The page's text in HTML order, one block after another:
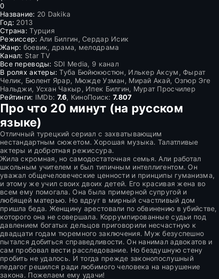
0
Название: 20 Dakika
Год: 2013
Страна: Турция
Режиссер: Али Билгин, Сердар Исик
Жанр: боевик, драма, мелодрама
Канал: Star TV
Все переводы: SDI Media, 9 канал
В ролях актеры: Туба Бюйюкюстюн, Илькер Аксум, Фырат
Челик, Бюлент Ярар, Мюжде Узман, Мирай Акай, Озгюр Эге
Нальджи, Усхан Чакыр, Ипек Билгин, Мурат Просчилер
Рейтинги: IMDb: 7.6, КиноПоиск: 7.807
Про что 20 минут (на русском
языке)
Отличный турецкий сериал с захватывающим
нестандартным сюжетом. Хорошая музыка. Талатливые
актеры и добротная режиссура.
Жила скромная, но самодостаточная семья. Али работал
школьным учителем и был типичным интеллигентом. Он
уважал общечеловеческие ценности и принципы гуманизма,
и этому же учил своих двоих детей. Его красивая жена во
всем ему помогала. Она была примерной супругой и
любящей матерью. Но вдруг в мирный счастливый дом
пришла беда. Женщину арестовали по обвинению в убийстве,
которого она не совершала. Коррумпированные судьи под
давлением богатых дельцов приговорили несчастную к
двадцати годам тюремного заключения. Муж безуспешно
пытался добиться справедливости. Он нанимал адвокатов и
сам пробовал вести расследование. Но бездушную стену
пробить не удалось. И тогда прежде законопослушный
педагог решился ради любимого человека на нарушение
закона. Пожелаем ему удачи!